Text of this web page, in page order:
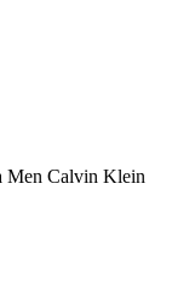
Men Calvin Klein